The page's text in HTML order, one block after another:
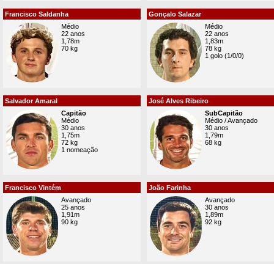
Francisco Saldanha
Médio
22 anos
1,78m
70 kg
Gonçalo Salazar
Médio
22 anos
1,83m
78 kg
1 golo (1/0/0)
Salvador Amaral
Capitão
Médio
30 anos
1,75m
72 kg
1 nomeação
José Alves Ribeiro
SubCapitão
Médio / Avançado
30 anos
1,79m
68 kg
Francisco Vintém
Avançado
25 anos
1,91m
90 kg
João Farinha
Avançado
30 anos
1,89m
92 kg